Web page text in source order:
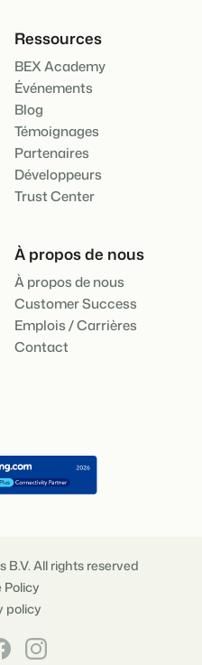
Ressources
BEX Academy
Événements
Blog
Témoignages
Partenaires
Développeurs
Trust Center
À propos de nous
À propos de nous
Customer Success
Emplois / Carrières
Contact
All rights reserved
Policy
policy